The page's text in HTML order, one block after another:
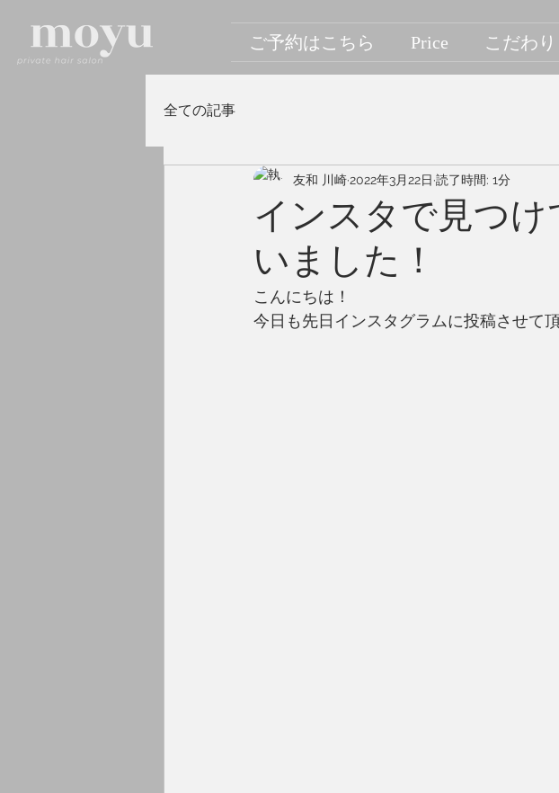
ご予約はこちら Price こだわり
全ての記事
インスタで見つ
いました！
友和 川崎2022年3月22日 読了時間: 1分
こんにちは！
今日も先日インスタグラムに投稿させて